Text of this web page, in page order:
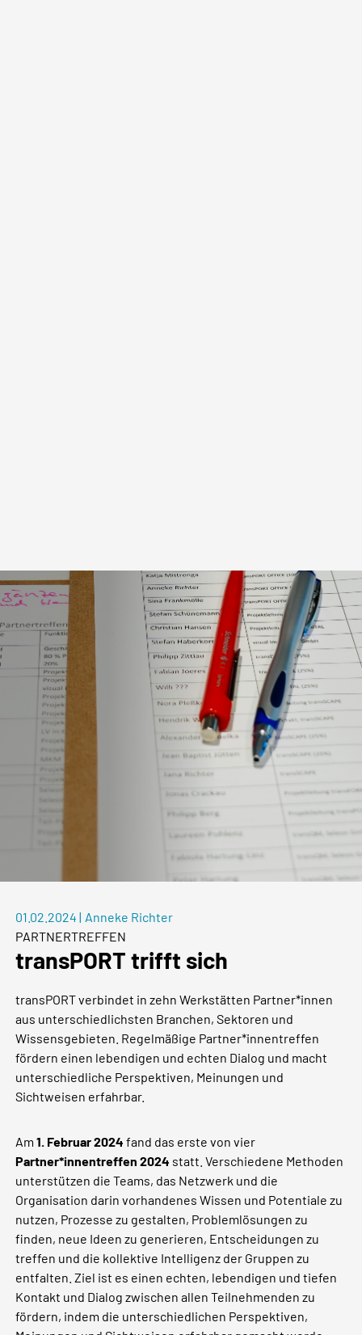
01.02.2024 | Anneke Richter
PARTNERTREFFEN
transPORT trifft sich
transPORT verbindet in zehn Werkstätten Partner*innen
aus unterschiedlichsten Branchen, Sektoren und
Wissensgebieten. Regelmäßige Partner*innentreffen
fördern einen lebendigen und echten Dialog und macht
unterschiedliche Perspektiven, Meinungen und
Sichtweisen erfahrbar.
Am1. Februar 2024 fand das erste von vier
Partner*innentreffen 2024 statt. Verschiedene Methoden
unterstützen die Teams, das Netzwerk und die
Organisation darin vorhandenes Wissen und Potentiale zu
nutzen, Prozesse zu gestalten, Problemlösungen zu
finden, neue Ideen zu generieren, Entscheidungen zu
treffen und die kollektive Intelligenz der Gruppen zu
entfalten. Ziel ist es einen echten, lebendigen und tiefen
Kontakt und Dialog zwischen allen Teilnehmenden zu
fördern, indem die unterschiedlichen Perspektiven,
Meinungen und Sichtweisen erfahrbar gemacht werde